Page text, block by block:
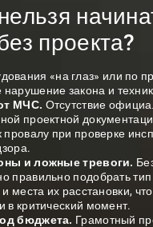
проекта?
«на глаз» или по
закона и
МЧС. Отсутствие
проектной
провалу при проверке
и ложные тревоги.
правильно подобрать
места их расстановки,
в критический момент.
бюджета. Грамотный